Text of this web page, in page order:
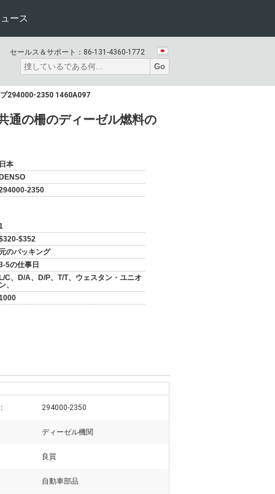
ース
セールス＆サポート： 86-131-4360-1772
Go
294000-2350 1460A097
通の柵のディーゼル燃料の
日本
DENSO
2350
$352
のパッキング
5の仕事日
L/C、D/A、D/P、T/T、ウェスタン・ユニオ
ン、
294000-2350
ディーゼル機関
良質
自動車部品